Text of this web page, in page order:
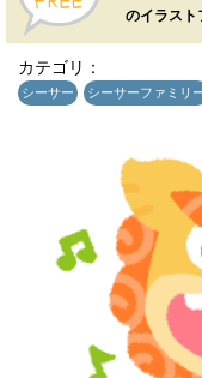
のイラスト
カテゴリ：
シーサー シーサーファミリ